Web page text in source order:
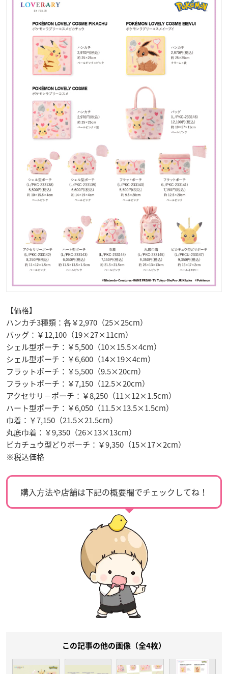
【価格】
ハンカチ3種類：各￥2,970（25×25cm）
バッグ：￥12,100（19×27×11cm）
シェル型ポーチ：￥5,500（10×15.5×4cm）
シェル型ポーチ：￥6,600（14×19×4cm）
フラットポーチ：￥5,500（9.5×20cm）
フラットポーチ：￥7,150（12.5×20cm）
アクセサリ－ポーチ：￥8,250（11×12×1.5cm）
ハート型ポーチ：￥6,050（11.5×13.5×1.5cm）
巾着：￥7,150（21.5×21.5cm）
丸底巾着：￥9,350（26×13×13cm）
ピカチュウ型どりポーチ：￥9,350（15×17×2cm）
※税込価格
購入方法や店舗は下記の概要欄でチェックしてね！
この記事の他の画像（全4枚）